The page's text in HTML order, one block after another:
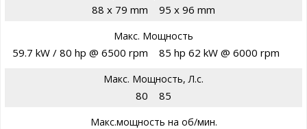
88 x 79 mm 95 x 96 mm
Макс. Мощность
59.7 kW / 80 hp @ 6500 rpm 85 hp 62 kW @ 6000 rpm
Макс. Мощность, Л.с.
80 85
Макс.мощность на об/мин.